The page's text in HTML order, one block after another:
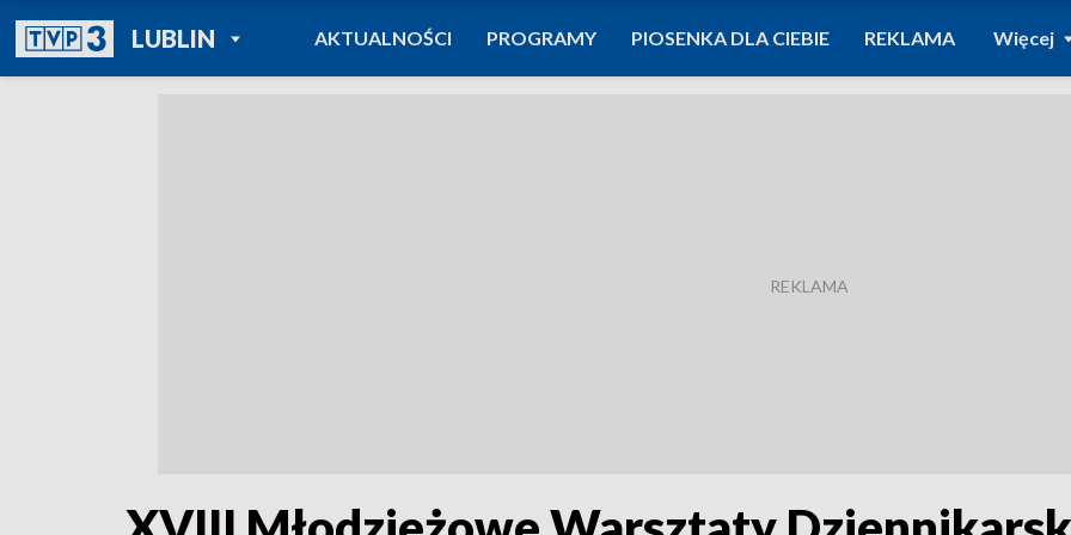
LUBLINPOWRÓT DO
TVP REGIONY
AKTUALNOŚCI PROGRAMY PIOSENKA DLA CIEBIE REKLAMA Więcej